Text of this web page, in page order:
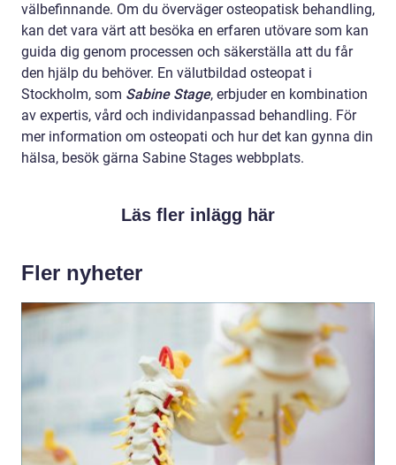
välbefinnande. Om du överväger osteopatisk behandling,
kan det vara värt att besöka en erfaren utövare som kan
guida dig genom processen och säkerställa att du får
den hjälp du behöver. En välutbildad osteopat i
Stockholm, som Sabine Stage, erbjuder en kombination
av expertis, vård och individanpassad behandling. För
mer information om osteopati och hur det kan gynna din
hälsa, besök gärna Sabine Stages webbplats.
Läs fler inlägg här
Fler nyheter